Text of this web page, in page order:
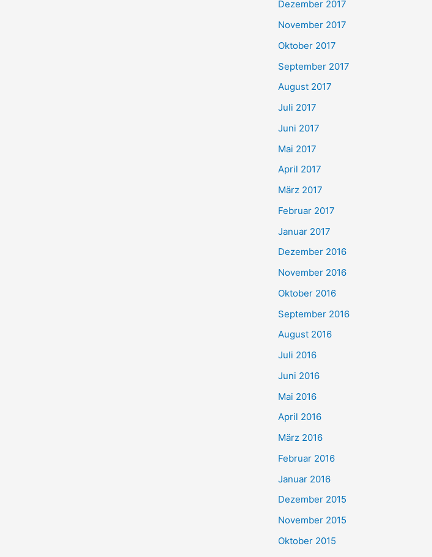
Dezember 2017
November 2017
Oktober 2017
September 2017
August 2017
Juli 2017
Juni 2017
Mai 2017
April 2017
März 2017
Februar 2017
Januar 2017
Dezember 2016
November 2016
Oktober 2016
September 2016
August 2016
Juli 2016
Juni 2016
Mai 2016
April 2016
März 2016
Februar 2016
Januar 2016
Dezember 2015
November 2015
Oktober 2015